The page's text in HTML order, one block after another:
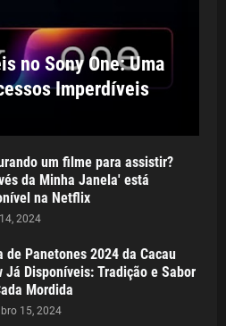
no Sony One: Uma
Imperdíveis
um filme para assistir?
da Minha Janela' está
na Netflix
2024
de Panetones 2024 da Cacau
Já Disponíveis: Tradição e Sabor
Mordida
15, 2024